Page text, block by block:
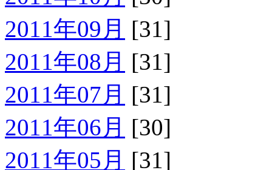
2011年09月 [31]
2011年08月 [31]
2011年07月 [31]
2011年06月 [30]
2011年05月 [31]